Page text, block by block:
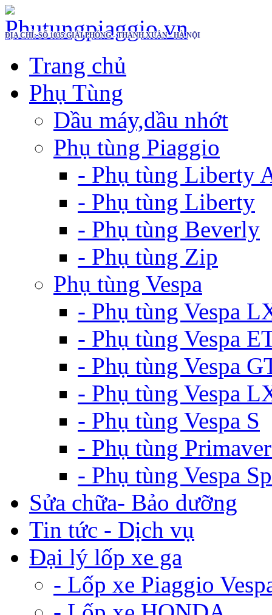
ĐỊA CHỈ: SỐ 1035 GIẢI PHÓNG - THANH XUÂN - HÀ NỘI
Trang chủ
Phụ Tùng
Dầu máy,dầu nhớt
Phụ tùng Piaggio
- Phụ tùng Liberty
- Phụ tùng Liberty
- Phụ tùng Beverly
- Phụ tùng Zip
Phụ tùng Vespa
- Phụ tùng Vespa
- Phụ tùng Vespa
- Phụ tùng Vespa
- Phụ tùng Vespa
- Phụ tùng Vespa S
- Phụ tùng
- Phụ tùng Vespa
Sửa chữa- Bảo dưỡng
Tin tức - Dịch vụ
Đại lý lốp xe ga
- Lốp xe Piaggio